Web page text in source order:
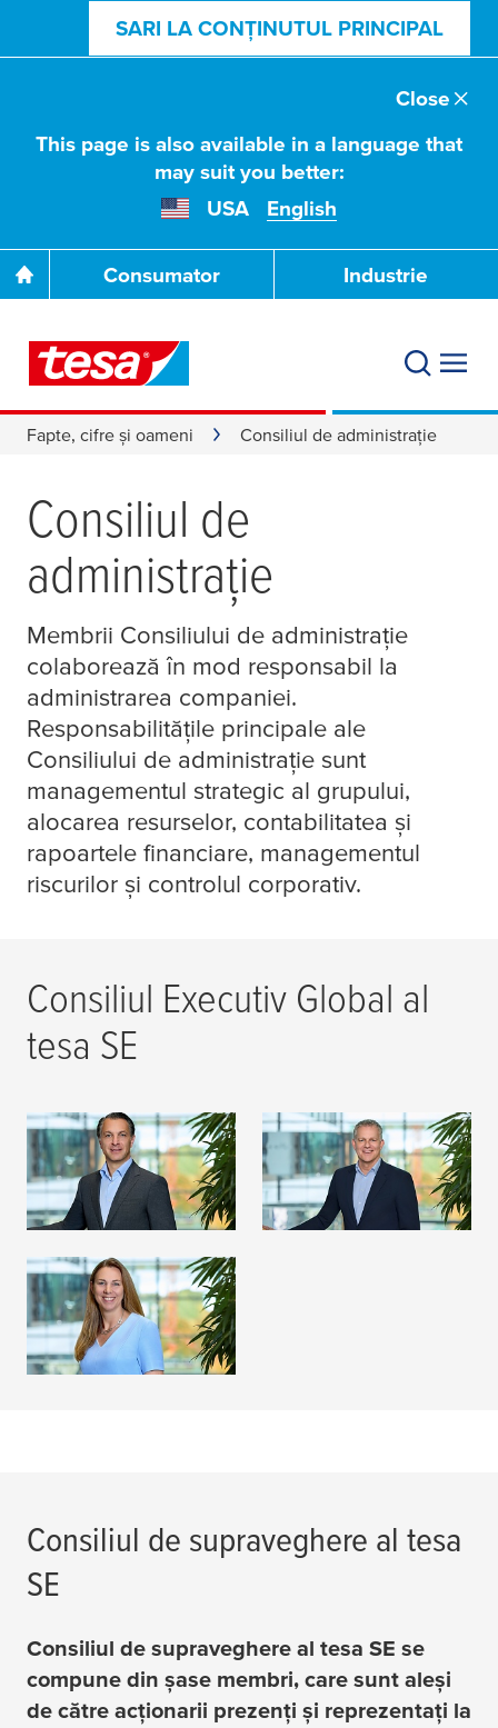
SARI LA CONȚINUTUL PRINCIPAL
This page is also available in a language that
may suit you better:
USA
English
Close
Consumator Industrie
Fapte, cifre şi oameni Consiliul de administraţie
Consiliul de
administraţie
Membrii Consiliului de administraţie
colaborează în mod responsabil la
administrarea companiei.
Responsabilităţile principale ale
Consiliului de administraţie sunt
managementul strategic al grupului,
alocarea resurselor, contabilitatea şi
rapoartele financiare, managementul
riscurilor şi controlul corporativ.
Consiliul Executiv Global al
tesa SE
Dr. Kourosh Bahrami
CITEȘTE MAI
MULT
Dr. Jörg Diesfeld
CITEȘTE MAI
MULT
Dr. Ingrid Sebald
CITEȘTE MAI
MULT
Consiliul de supraveghere al tesa
SE
Consiliul de supraveghere al tesa SE se
compune din şase membri, care sunt aleşi
de către acţionarii prezenţi şi reprezentaţi la